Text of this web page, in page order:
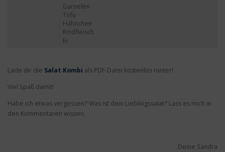
Garnelen
Tofu
Hähnchen
Rindfleisch
Ei
Lade dir die Salat Kombi als PDF-Datei kostenlos runter!
Viel Spaß damit!
Habe ich etwas vergessen? Was ist dein Lieblingssalat? Lass es mich in
den Kommentaren wissen.
Deine Sandra